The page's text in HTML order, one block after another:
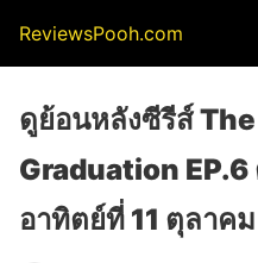
ReviewsPooh.com
ดูย้อนหลังซีรีส์
Graduation
อาทิตย์ที่ 11 ตุลาค